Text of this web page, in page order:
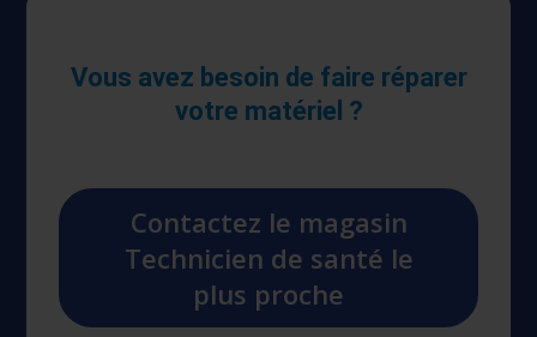
Vous avez besoin de faire réparer
votre matériel ?
Contactez le magasin
Technicien de santé le
plus proche